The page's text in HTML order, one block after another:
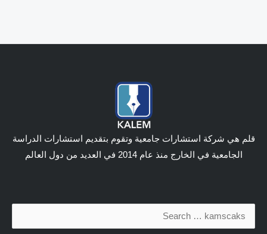
قلم هي شركة استشارات جامعية وتقوم بتقديم استشارات الدراسة
الجامعية في الخارج منذ عام 2014 في العديد من دول العالم
البحث